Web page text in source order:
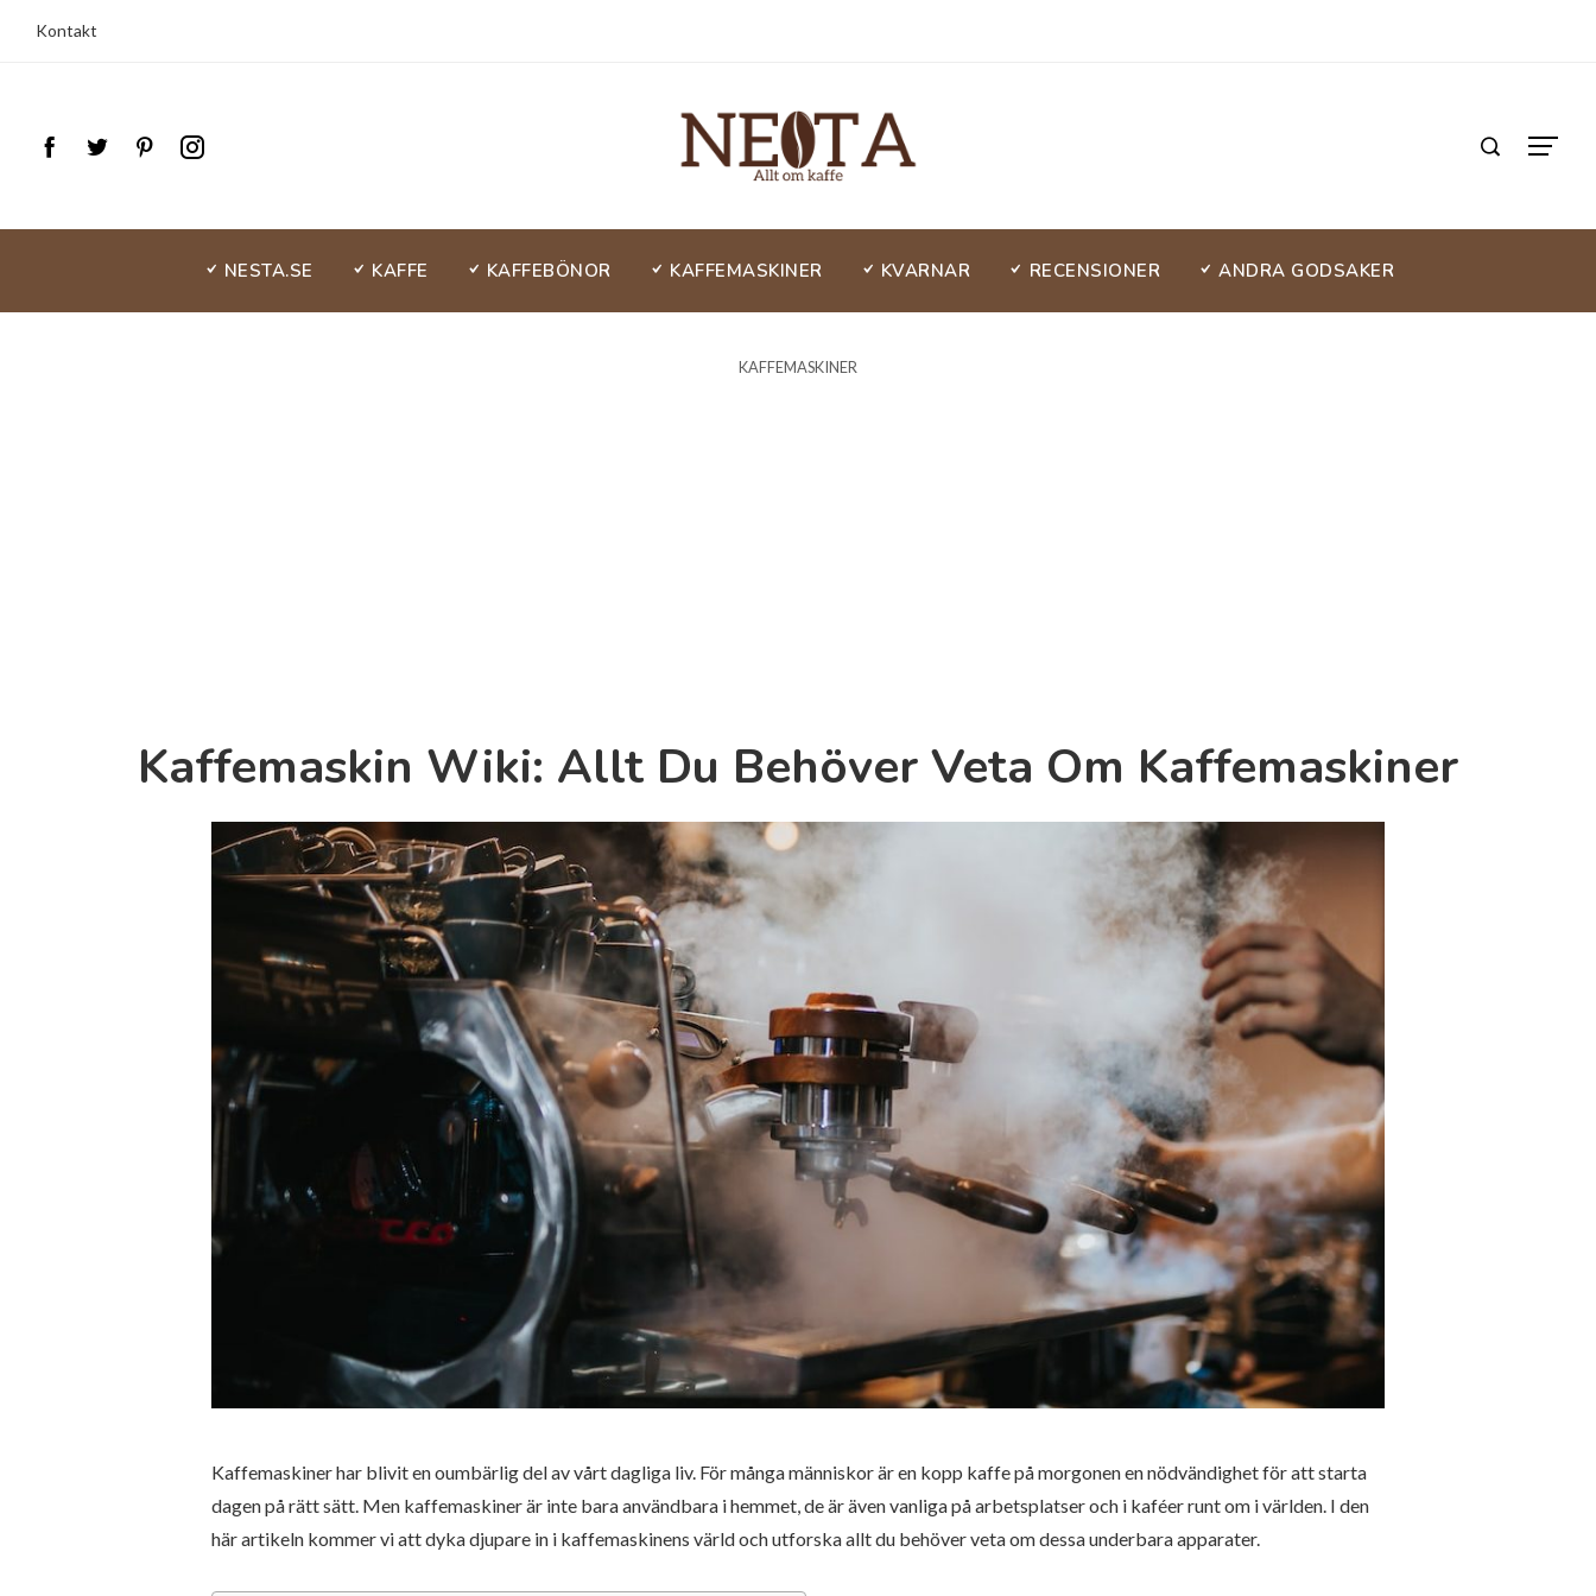
Kontakt
NESTA.SE KAFFE KAFFEBÖNOR KAFFEMASKINER KVARNAR RECENSIONER ANDRA GODSAKER
KAFFEMASKINER
Kaffemaskin Wiki: Allt Du Behöver Veta Om Kaffemaskiner
Kaffemaskiner har blivit en oumbärlig del av vårt dagliga liv. För många människor är en kopp kaffe på morgonen en nödvändighet för att starta
dagen på rätt sätt. Men kaffemaskiner är inte bara användbara i hemmet, de är även vanliga på arbetsplatser och i kaféer runt om i världen. I den
här artikeln kommer vi att dyka djupare in i kaffemaskinens värld och utforska allt du behöver veta om dessa underbara apparater.